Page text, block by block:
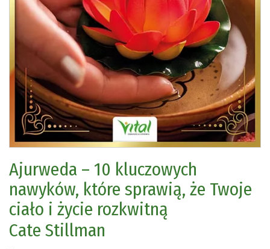
Ajurweda – 10 kluczowych
nawyków, które sprawią, że Twoje
ciało i życie rozkwitną
Cate Stillman